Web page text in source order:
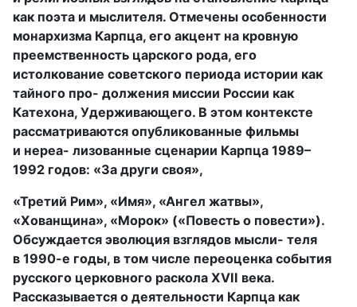
как поэта и мыслителя. Отмечены особенности
монархизма Карпца, его акцент на кровную
преемственность царского рода, его
истолкование советского периода истории как
тайного про- должения миссии России как
Катехона, Удерживающего. В этом контексте
рассматриваются опубликованные фильмы
и нереа- лизованные сценарии Карпца 1989–
1992 годов: «За други своя»,
«Третий Рим», «Имя», «Ангел жатвы»,
«Хованщина», «Морок» («Повесть о повести»).
Обсуждается эволюция взглядов мысли- теля
в 1990-е годы, в том числе переоценка события
русского церковного раскола XVII века.
Рассказывается о деятельности Карпца как